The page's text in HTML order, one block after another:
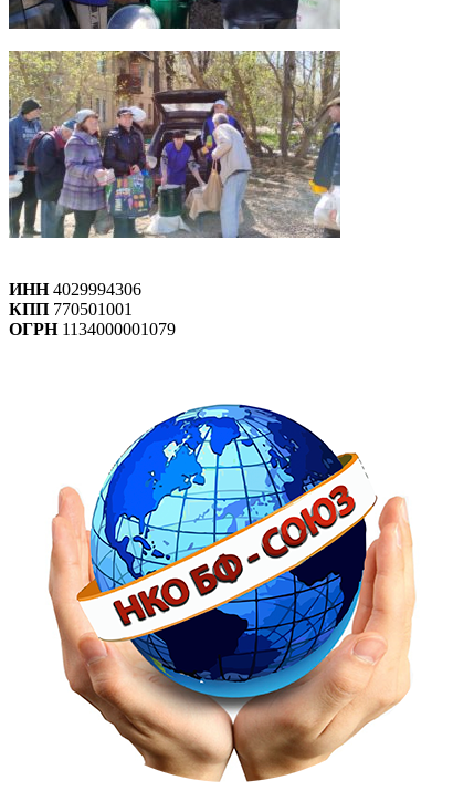
ИНН4029994306
КПП 770501001
ОГРН1134000001079